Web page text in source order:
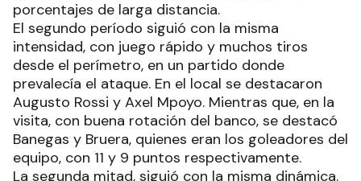
porcentajes de larga distancia.
El segundo período siguió con la misma
intensidad, con juego rápido y muchos tiros
desde el perímetro, en un partido donde
prevalecía el ataque. En el local se destacaron
Augusto Rossi y Axel Mpoyo. Mientras que, en la
visita, con buena rotación del banco, se destacó
Banegas y Bruera, quienes eran los goleadores del
equipo, con 11 y 9 puntos respectivamente.
La segunda mitad, siguió con la misma dinámica.